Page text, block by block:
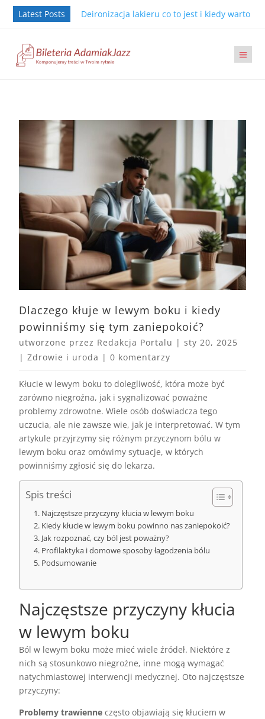
Latest Posts Deironizacja lakieru co to jest i kiedy warto ją
Dlaczego kłuje w lewym boku i kiedy
powinniśmy się tym zaniepokoić?
utworzone przez Redakcja Portalu |sty 20, 2025
|Zdrowie i uroda |0 komentarzy
Kłucie w lewym boku to dolegliwość, która może być
zarówno niegroźna, jak i sygnalizować poważne
problemy zdrowotne. Wiele osób doświadcza tego
uczucia, ale nie zawsze wie, jak je interpretować. W tym
artykule przyjrzymy się różnym przyczynom bólu w
lewym boku oraz omówimy sytuacje, w których
powinniśmy zgłosić się do lekarza.
Spis treści
Najczęstsze przyczyny kłucia w lewym boku
Kiedy kłucie w lewym boku powinno nas zaniepokoić?
Jak rozpoznać, czy ból jest poważny?
Profilaktyka i domowe sposoby łagodzenia bólu
Podsumowanie
Najczęstsze przyczyny kłucia
w lewym boku
Ból w lewym boku może mieć wiele źródeł. Niektóre z
nich są stosunkowo niegroźne, inne mogą wymagać
natychmiastowej interwencji medycznej. Oto najczęstsze
przyczyny:
Problemy trawienne często objawiają się kłuciem w